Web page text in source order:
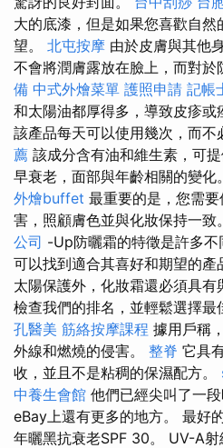
大的底漆，但是如果您喜歡自
望。 北屯按摩 由於皮膚與其他
不會將潤膚露放在臉上，而對於
備 中式外燴菜單 護照申請 記帳
和太陽油都厚得多，導致皮疹或
該產品每天可以使用幾次，而不
薦 該成分含有油和維生素，可
早衰老，面部與年齡相關的變化
外燴buffet 最重要的是，您需
害，照顧膚色並與化妝保持一致
公司 -Up防曬霜的特徵是許多
可以找到適合其喜好和期望的產
太陽保護外，化妝霜還必須具有
檢查我們的排名，並輕鬆選擇最
孔醫美 筋絡按摩課程 據用戶稱
外線和燃燒的侵害。 整脊 它具
收，並且不是粘稠的保濕配方。
中養生會館 他們已經尖叫了一
eBay上還有更多的地方。 最好
年曬黑抗衰老SPF 30。 UV-A